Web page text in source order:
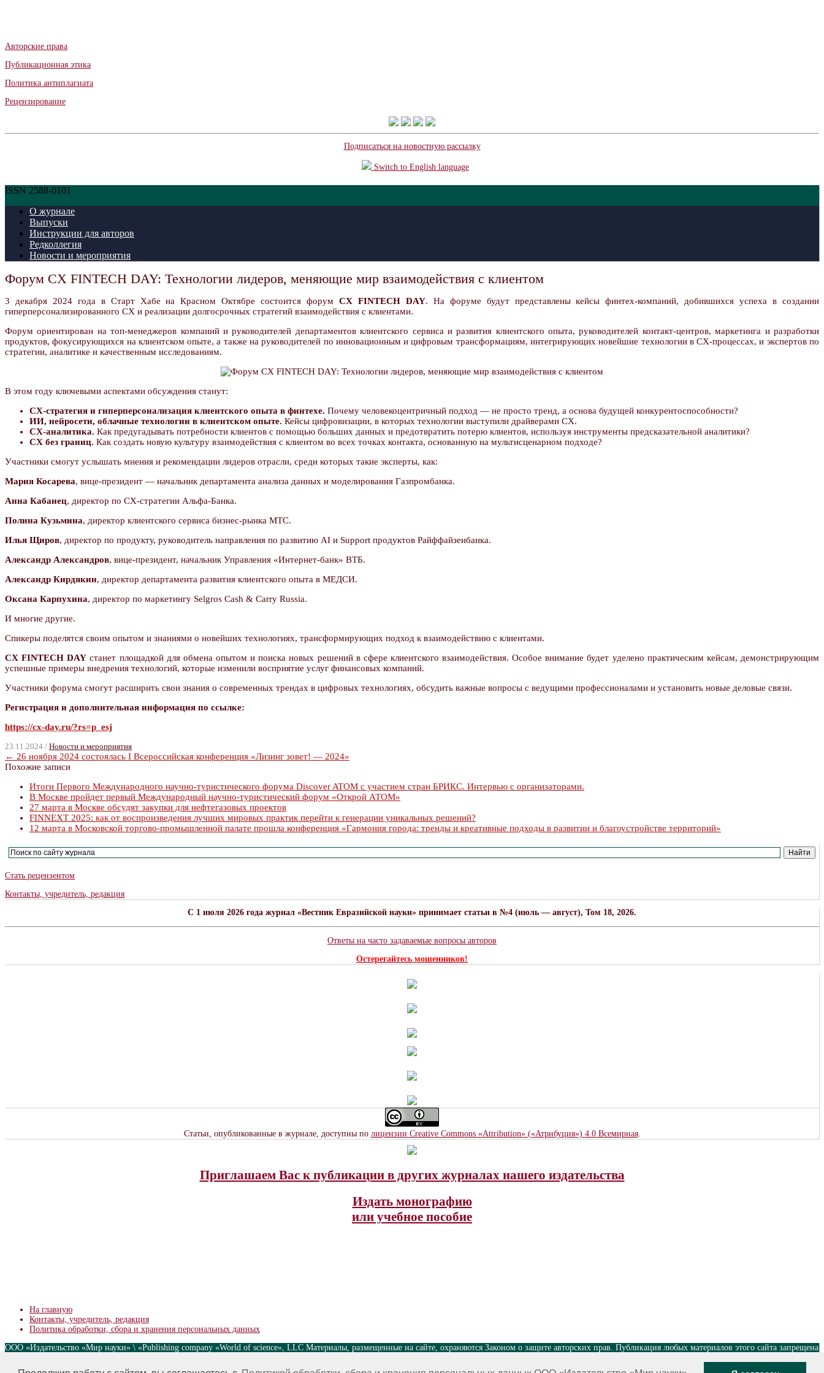
Авторские права
Публикационная этика
Политика антиплагиата
Рецензирование
Подписаться на новостную рассылку
Switch to English language
ISSN 2588-0101
О журнале
Выпуски
Инструкции для авторов
Редколлегия
Новости и мероприятия
Форум CX FINTECH DAY: Технологии лидеров, меняющие мир взаимодействия с клиентом
3 декабря 2024 года в Старт Хабе на Красном Октябре состоится форум CX FINTECH DAY. На форуме будут представлены кейсы финтех-компаний, добившихся успеха в создании
гиперперсонализированного CX и реализации долгосрочных стратегий взаимодействия с клиентами.
Форум ориентирован на топ-менеджеров компаний и руководителей департаментов клиентского сервиса и развития клиентского опыта, руководителей контакт-центров, маркетинга и разработки
продуктов, фокусирующихся на клиентском опыте, а также на руководителей по инновационным и цифровым трансформациям, интегрирующих новейшие технологии в CX-процессах, и экспертов по
стратегии, аналитике и качественным исследованиям.
В этом году ключевыми аспектами обсуждения станут:
СХ-стратегия и гиперперсонализация клиентского опыта в финтехе. Почему человекоцентричный подход — не просто тренд, а основа будущей конкурентоспособности?
ИИ, нейросети, облачные технологии в клиентском опыте. Кейсы цифровизации, в которых технологии выступили драйверами CX.
СХ-аналитика. Как предугадывать потребности клиентов с помощью больших данных и предотвратить потерю клиентов, используя инструменты предсказательной аналитики?
СХ без границ. Как создать новую культуру взаимодействия с клиентом во всех точках контакта, основанную на мультисценарном подходе?
Участники смогут услышать мнения и рекомендации лидеров отрасли, среди которых такие эксперты, как:
Мария Косарева, вице-президент — начальник департамента анализа данных и моделирования Газпромбанка.
Анна Кабанец, директор по CX-стратегии Альфа-Банка.
Полина Кузьмина, директор клиентского сервиса бизнес-рынка МТС.
Илья Щиров, директор по продукту, руководитель направления по развитию AI и Support продуктов Райффайзенбанка.
Александр Александров, вице-президент, начальник Управления «Интернет-банк» ВТБ.
Александр Кирдякин, директор департамента развития клиентского опыта в МЕДСИ.
Оксана Карпухина, директор по маркетингу Selgros Cash & Carry Russia.
И многие другие.
Спикеры поделятся своим опытом и знаниями о новейших технологиях, трансформирующих подход к взаимодействию с клиентами.
CX FINTECH DAY станет площадкой для обмена опытом и поиска новых решений в сфере клиентского взаимодействия. Особое внимание будет уделено практическим кейсам, демонстрирующим
успешные примеры внедрения технологий, которые изменили восприятие услуг финансовых компаний.
Участники форума смогут расширить свои знания о современных трендах в цифровых технологиях, обсудить важные вопросы с ведущими профессионалами и установить новые деловые связи.
Регистрация и дополнительная информация по ссылке:
https://cx-day.ru/?rs=p_esj
23.11.2024 / Новости и мероприятия
← 26 ноября 2024 состоялась I Всероссийская конференция «Лизинг зовет! — 2024»
Похожие записи
Итоги Первого Международного научно-туристического форума Discover ATOM с участием стран БРИКС. Интервью с организаторами.
В Москве пройдет первый Международный научно-туристический форум «Открой АТОМ»
27 марта в Москве обсудят закупки для нефтегазовых проектов
FINNEXT 2025: как от воспроизведения лучших мировых практик перейти к генерации уникальных решений?
12 марта в Московской торгово-промышленной палате прошла конференция «Гармония города: тренды и креативные подходы в развитии и благоустройстве территорий»
Стать рецензентом
Контакты, учредитель, редакция
C 1 июля 2026 года журнал «Вестник Евразийской науки» принимает статьи в №4 (июль — август), Том 18, 2026.
Ответы на часто задаваемые вопросы авторов
Остерегайтесь мошенников!
Статьи, опубликованные в журнале, доступны по лицензии Creative Commons «Attribution» («Атрибуция») 4.0 Всемирная.
Приглашаем Вас к публикации в других журналах нашего издательства
Издать монографию
или учебное пособие
На главную
Контакты, учредитель, редакция
Политика обработки, сбора и хранения персональных данных
ООО «Издательство «Мир науки» \ «Publishing company «World of science», LLC Материалы, размещенные на сайте, охраняются Законом о защите авторских прав. Публикация любых материалов этого сайта запрещена
nauki.com